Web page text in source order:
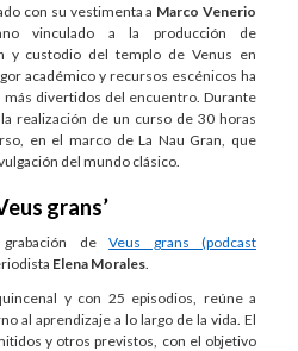
con su vestimenta a Marco Venerio
vinculado a la producción de
y custodio del templo de Venus en
académico y recursos escénicos ha
divertidos del encuentro. Durante
realización de un curso de 30 horas
en el marco de La Nau Gran, que
del mundo clásico.
grans’
grabación deVeus grans (podcast
Elena Morales
y con 25 episodios, reúne a
al aprendizaje a lo largo de la vida. El
y otros previstos, con el objetivo